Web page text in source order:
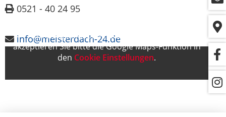
0521 - 40 24 95
info@meisterdach-24.de
Um Google Maps verwenden zu können,
akzeptieren Sie bitte die Google Maps-Funktion in
den Cookie Einstellungen.